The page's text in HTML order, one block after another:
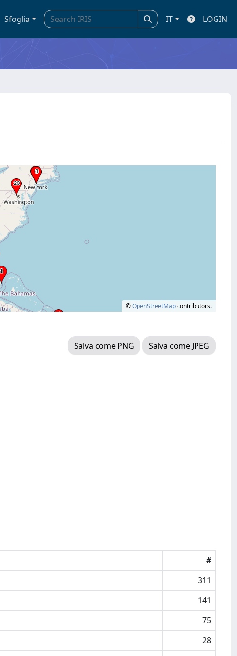
Sfoglia IT LOGIN
©OpenStreetMapcontributors.
Salva come PNG
Salva come JPEG
#
311
141
75
28